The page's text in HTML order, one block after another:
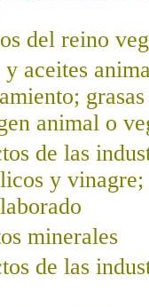
del reino
aceites
animal o
de las
y vinagre;
minerales
de las